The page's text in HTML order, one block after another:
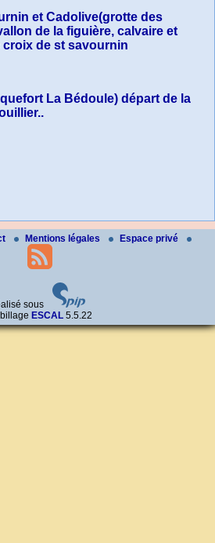
et Cadolive(grotte des
de la figuière, calvaire et
de st savournin
La Bédoule) départ de la
Mentions légales Espace privé
sous
ESCAL 5.5.22